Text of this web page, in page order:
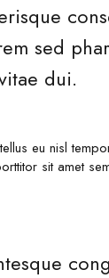
sed
dui.
eu nisl
sit amet